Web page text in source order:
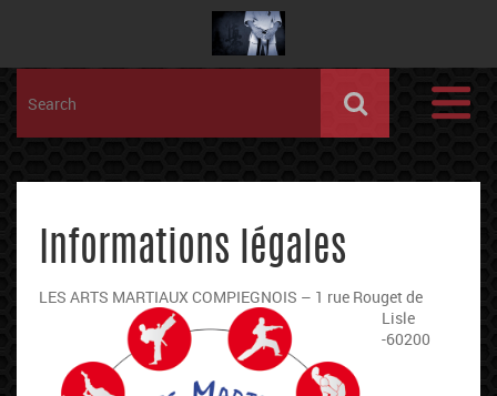
Informations légales
LES ARTS MARTIAUX COMPIEGNOIS – 1 rue Rouget de
Lisle
-60200